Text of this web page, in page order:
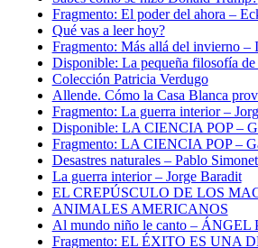
Fragmento: El poder del ahora –
Qué vas a leer hoy?
Fragmento: Más allá del invierno –
Disponible: La pequeña filosofía
Colección Patricia Verdugo
Allende. Cómo la Casa Blanca
Fragmento: La guerra interior –
Disponible: LA CIENCIA POP –
Fragmento: LA CIENCIA POP –
Desastres naturales – Pablo
La guerra interior – Jorge Baradit
EL CREPÚSCULO DE LOS
ANIMALES AMERICANOS
Al mundo niño le canto – ÁNGEL
Fragmento: EL ÉXITO ES UNA